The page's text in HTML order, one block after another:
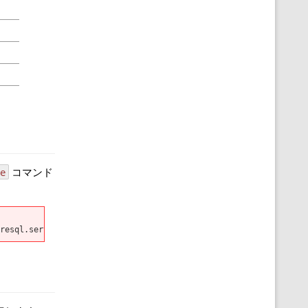
コマンド